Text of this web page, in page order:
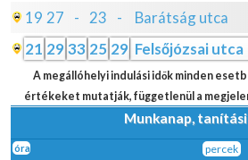
19 27 - 23 -
Barátság utca
21 29 33 25 29 Felsőjózsai utca
A megállóhelyi indulási idők minden
értékeket mutatják, függetlenül a
Munkanap,
óra percek